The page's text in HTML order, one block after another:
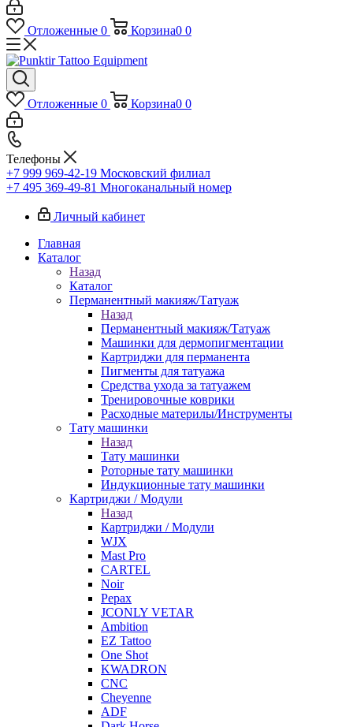
Отложенные 0 Корзина0 0
Отложенные 0 Корзина0 0
Телефоны
+7 999 969-42-19 Московский филиал
+7 495 369-49-81 Многоканальный номер
Личный кабинет
Главная
Каталог
Назад
Каталог
Перманентный макияж/Татуаж
Назад
Перманентный макияж/Татуаж
Машинки для дермопигментации
Картриджи для перманента
Пигменты для татуажа
Средства ухода за татуажем
Тренировочные коврики
Расходные материлы/Инструменты
Тату машинки
Назад
Тату машинки
Роторные тату машинки
Индукционные тату машинки
Картриджи / Модули
Назад
Картриджи / Модули
WJX
Mast Pro
CARTEL
Noir
Pepax
JCONLY VETAR
Ambition
EZ Tattoo
One Shot
KWADRON
CNC
Cheyenne
ADF